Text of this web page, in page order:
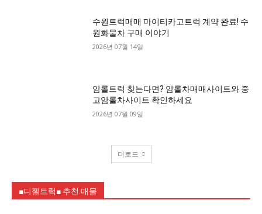
수원트럭매매 마이티카고트럭 계약 완료! 수
원화물차 구매 이야기
2026년 07월 14일
암롤트럭 찾는다면? 암롤차매매사이트와 중
고암롤차사이트 확인하세요
2026년 07월 09일
더로드
■디젤트럭■ 추천.매물